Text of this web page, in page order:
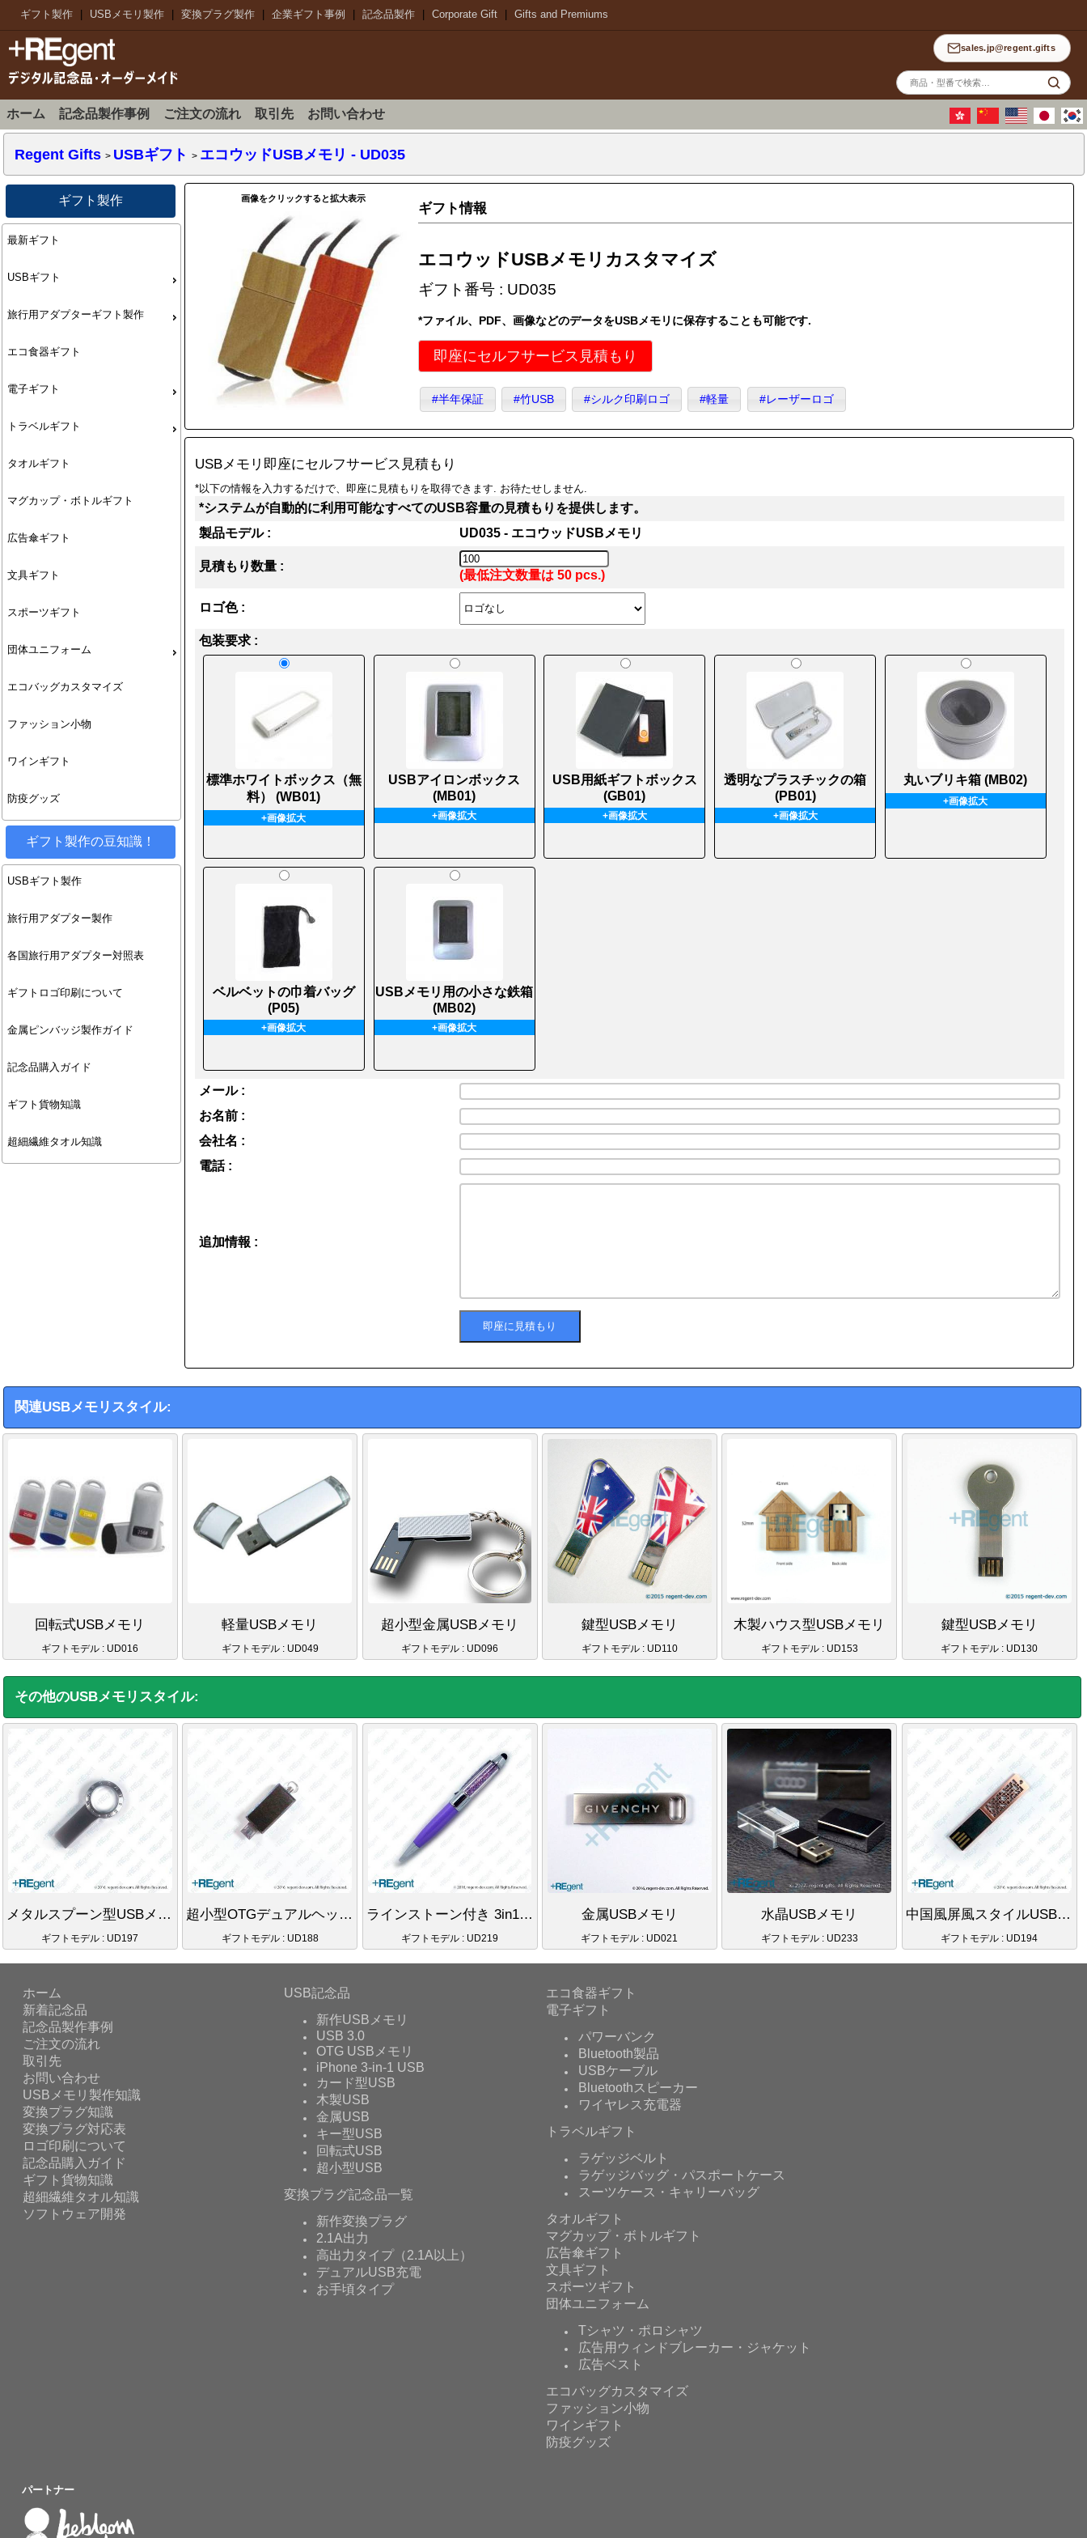
ギフト製作 USBメモリ製作 変換プラグ製作 企業ギフト事例 記念品製作 Corporate Gift Gifts and Premiums
sales.jp@regent.gifts
サ
イ
ト
内
検
ホーム 記念品製作事例 ご注文の流れ 取引先 お問い合わせ
Regent Gifts > USBギフト > エコウッドUSBメモリ - UD035
ギフト製作
最新ギフト
USBギフト
旅行用アダプターギフト製作
エコ食器ギフト
電子ギフト
トラベルギフト
タオルギフト
マグカップ・ボトルギフト
広告傘ギフト
文具ギフト
スポーツギフト
団体ユニフォーム
エコバッグカスタマイズ
ファッション小物
ワインギフト
防疫グッズ
ギフト製作の豆知識！
USBギフト製作
旅行用アダプター製作
各国旅行用アダプター対照表
ギフトロゴ印刷について
金属ピンバッジ製作ガイド
記念品購入ガイド
ギフト貨物知識
超細繊維タオル知識
画像をクリックすると拡大表示
ギフト情報
エコウッドUSBメモリカスタマイズ
ギフト番号 : UD035
*ファイル、PDF、画像などのデータをUSBメモリに保存することも可能です.
即座にセルフサービス見積もり
#半年保証 #竹USB #シルク印刷ロゴ #軽量 #レーザーロゴ
USBメモリ即座にセルフサービス見積もり
*以下の情報を入力するだけで、即座に見積もりを取得できます. お待たせしません.
*システムが自動的に利用可能なすべてのUSB容量の見積もりを提供します。
製品モデル :
UD035 - エコウッドUSBメモリ
見積もり数量 :
(最低注文数量は 50 pcs.)
ロゴ色 :
包装要求 :
標準ホワイトボックス（無
料） (WB01)
+画像拡大
USBアイロンボックス
(MB01)
+画像拡大
USB用紙ギフトボックス
(GB01)
+画像拡大
透明なプラスチックの箱
(PB01)
+画像拡大
丸いブリキ箱 (MB02)
+画像拡大
ベルベットの巾着バッグ
(P05)
+画像拡大
USBメモリ用の小さな鉄箱
(MB02)
+画像拡大
メール :
お名前 :
会社名 :
電話 :
追加情報 :
関連USBメモリスタイル:
回転式USBメモリ
ギフトモデル : UD016
軽量USBメモリ
ギフトモデル : UD049
超小型金属USBメモリ
ギフトモデル : UD096
鍵型USBメモリ
ギフトモデル : UD110
木製ハウス型USBメモリ
ギフトモデル : UD153
鍵型USBメモリ
ギフトモデル : UD130
その他のUSBメモリスタイル:
メタルスプーン型USBメモリ
ギフトモデル : UD197
超小型OTGデュアルヘッドUSBメモリ
ギフトモデル : UD188
ラインストーン付き 3in1 タッチペン＆ボールペンUSBメモリ
ギフトモデル : UD219
金属USBメモリ
ギフトモデル : UD021
水晶USBメモリ
ギフトモデル : UD233
中国風屏風スタイルUSBメモリ
ギフトモデル : UD194
ホーム
新着記念品
記念品製作事例
ご注文の流れ
取引先
お問い合わせ
USBメモリ製作知識
変換プラグ知識
変換プラグ対応表
ロゴ印刷について
記念品購入ガイド
ギフト貨物知識
超細繊維タオル知識
ソフトウェア開発
USB記念品
新作USBメモリ
USB 3.0
OTG USBメモリ
iPhone 3-in-1 USB
カード型USB
木製USB
金属USB
キー型USB
回転式USB
超小型USB
変換プラグ記念品一覧
新作変換プラグ
2.1A出力
高出力タイプ（2.1A以上）
デュアルUSB充電
お手頃タイプ
エコ食器ギフト
電子ギフト
パワーバンク
Bluetooth製品
USBケーブル
Bluetoothスピーカー
ワイヤレス充電器
トラベルギフト
ラゲッジベルト
ラゲッジバッグ・パスポートケース
スーツケース・キャリーバッグ
タオルギフト
マグカップ・ボトルギフト
広告傘ギフト
文具ギフト
スポーツギフト
団体ユニフォーム
Tシャツ・ポロシャツ
広告用ウィンドブレーカー・ジャケット
広告ベスト
エコバッグカスタマイズ
ファッション小物
ワインギフト
防疫グッズ
パートナー